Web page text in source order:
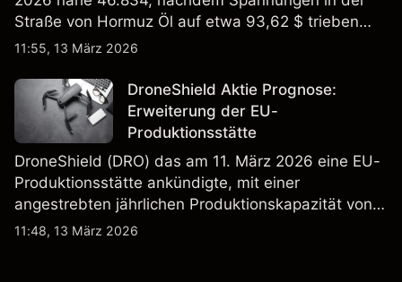
Straße von Hormuz Öl auf etwa 93,62 $ trieben
und die US-Arbeitslosigkeit auf 4,4% stieg. Die
verlässlicher Indikator für zukünftige Ergebnisse.
11:55, 13 März 2026
DroneShield Aktie Prognose:
Erweiterung der EU-
Produktionsstätte
DroneShield (DRO) das am 11. März 2026 eine EU-
Produktionsstätte ankündigte, mit einer
angestrebten jährlichen Produktionskapazität von
etwa 2,4 Mrd. AUD bis Ende 2026. Die
11:48, 13 März 2026